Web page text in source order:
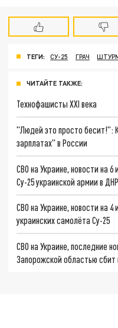
ТЕГИ: СУ-25 ГРАЧ
ЧИТАЙТЕ ТАКЖЕ:
Технофашисты XXI века
"Людей это просто бесит!":
зарплатах" в России
СВО на Украине, новости на
Су-25 украинской армии в ДНР
СВО на Украине, новости на
украинских самолёта Су-25
СВО на Украине, последние
Запорожской областью сбит